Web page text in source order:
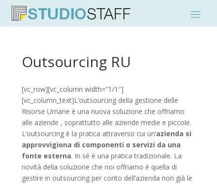
Outsourcing RU
[vc_row][vc_column width=”1/1″]
[vc_column_text]L’outsourcing della gestione delle
Risorse Umane è una nuova soluzione che offriamo
alle aziende , soprattutto alle aziende medie e piccole.
L’outsourcing è la pratica attraverso cui un’azienda si
approvvigiona di componenti o servizi da una
fonte esterna. In sé è una pratica tradizionale. La
novità della soluzione che noi offriamo è quella di
gestire in outsourcing per conto dell’azienda non già le